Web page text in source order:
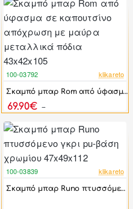
-46%
100-03792 klikareto
Σκαμπό μπαρ Rom από ύφασμα σε καπουτσίνο απόχρωση με μαύρα μεταλλικά πόδια 43x42x105
69.90€
-38%
100-03839 klikareto
Σκαμπό μπαρ Runo πτυσσόμενο γκρι pu-βάση χρωμίου 47x49x112